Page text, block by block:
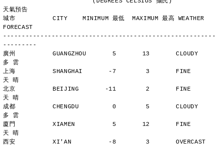
天氣預告
城市          CITY    MINIMUM 最低  MAXIMUM 最高 WEATHER
FORECAST
---------------------------------------------------------
---------
廣州          GUANGZHOU       5       13       CLOUDY
多 雲
上海          SHANGHAI       -7        3       FINE
天 晴
北京          BEIJING       -11        2       FINE
天 晴
成都          CHENGDU         0        5       CLOUDY
多 雲
廈門          XIAMEN          5       12       FINE
天 晴
西安          XI'AN          -8        3       OVERCAST